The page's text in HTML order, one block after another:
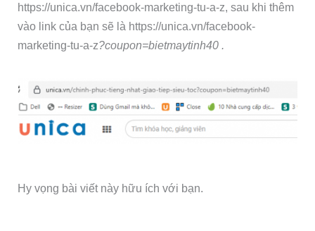
https://unica.vn/facebook-marketing-tu-a-z, sau khi thêm
vào link của bạn sẽ là https://unica.vn/facebook-
marketing-tu-a-z?coupon=bietmaytinh40 .
Hy vọng bài viết này hữu ích với bạn.